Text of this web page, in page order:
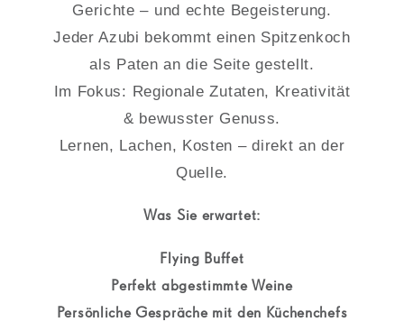
Gerichte – und echte Begeisterung.
Jeder Azubi bekommt einen Spitzenkoch
als Paten an die Seite gestellt.
Im Fokus: Regionale Zutaten, Kreativität
& bewusster Genuss.
Lernen, Lachen, Kosten – direkt an der
Quelle.
Was Sie erwartet:
Flying Buffet
Perfekt abgestimmte Weine
Persönliche Gespräche mit den Küchenchefs